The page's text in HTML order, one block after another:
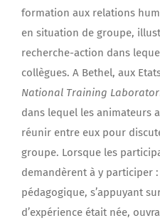
formation aux relations
en situation de groupe,
recherche-action dans
collègues. A Bethel, aux
National Training
dans lequel les animateurs
réunir entre eux pour
groupe. Lorsque les
demandèrent à y participer
pédagogique, s’appuyant
d’expérience était née,